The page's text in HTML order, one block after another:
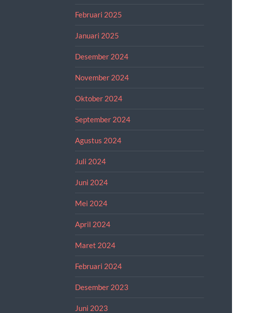
Februari 2025
Januari 2025
Desember 2024
November 2024
Oktober 2024
September 2024
Agustus 2024
Juli 2024
Juni 2024
Mei 2024
April 2024
Maret 2024
Februari 2024
Desember 2023
Juni 2023